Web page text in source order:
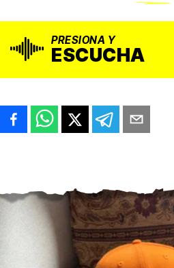
PRESIONA Y
ESCUCHA